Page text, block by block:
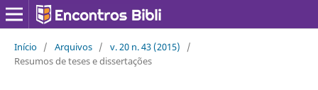
Início / Arquivos / v. 20 n. 43 (2015)
/
Resumos de teses e dissertações